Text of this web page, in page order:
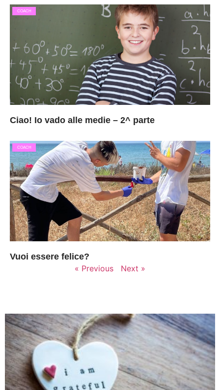
COACH
Ciao! Io vado alle medie – 2^ parte
COACH
Vuoi essere felice?
« Previous
Next »